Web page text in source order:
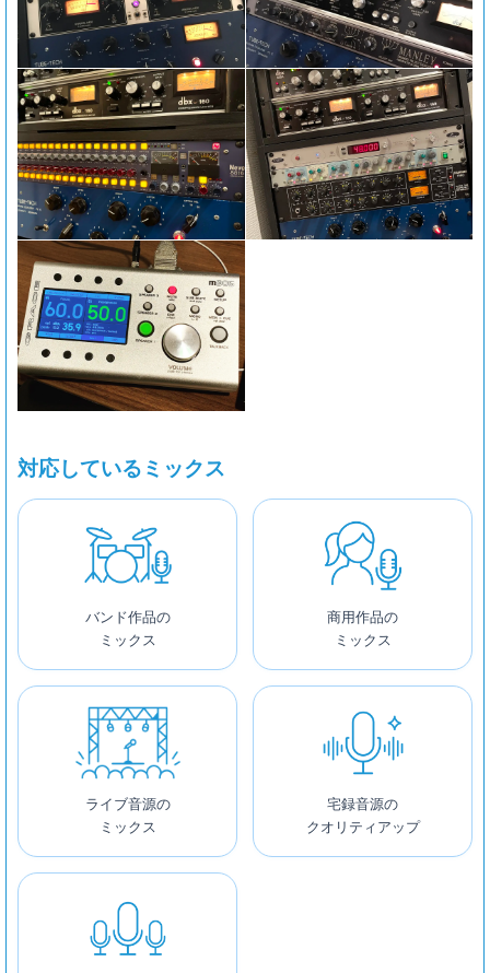
対応しているミックス
バンド作品の
ミックス
商用作品の
ミックス
ライブ音源の
ミックス
宅録音源の
クオリティアップ